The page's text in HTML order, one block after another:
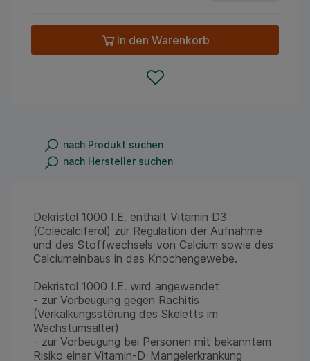
In den Warenkorb
nach Produkt suchen
nach Hersteller suchen
Dekristol 1000 I.E. enthält Vitamin D3
(Colecalciferol) zur Regulation der Aufnahme
und des Stoffwechsels von Calcium sowie des
Calciumeinbaus in das Knochengewebe.
Dekristol 1000 I.E. wird angewendet
- zur Vorbeugung gegen Rachitis
(Verkalkungsstörung des Skeletts im
Wachstumsalter)
- zur Vorbeugung bei Personen mit bekanntem
Risiko einer Vitamin-D-Mangelerkrankung